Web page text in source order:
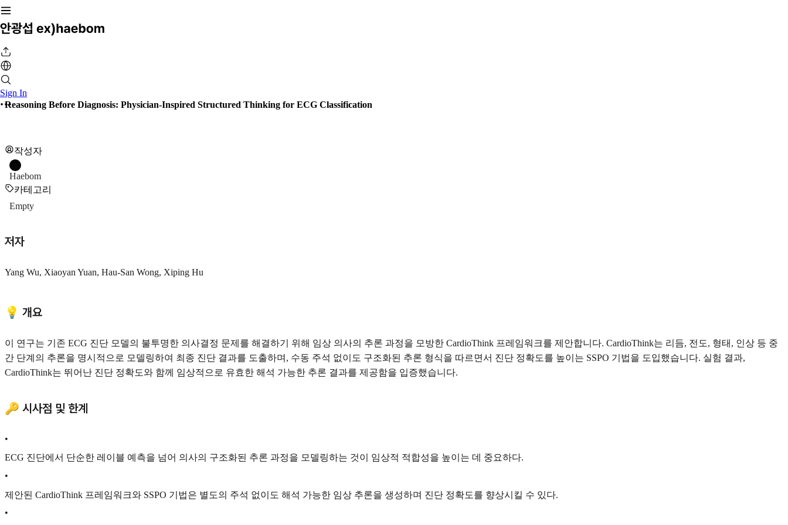
Sign In
Reasoning Before Diagnosis: Physician-Inspired Structured Thinking for ECG Classification
작성자
Haebom
카테고리
Empty
저자
Yang Wu, Xiaoyan Yuan, Hau-San Wong, Xiping Hu
💡 개요
이 연구는 기존 ECG 진단 모델의 불투명한 의사결정 문제를 해결하기 위해 임상 의사의 추론 과정을 모방한 CardioThink 프레임워크를 제안합니다. CardioThink는 리듬, 전도, 형태, 인상 등 중
간 단계의 추론을 명시적으로 모델링하여 최종 진단 결과를 도출하며, 수동 주석 없이도 구조화된 추론 형식을 따르면서 진단 정확도를 높이는 SSPO 기법을 도입했습니다. 실험 결과,
CardioThink는 뛰어난 진단 정확도와 함께 임상적으로 유효한 해석 가능한 추론 결과를 제공함을 입증했습니다.
🔑 시사점 및 한계
•
ECG 진단에서 단순한 레이블 예측을 넘어 의사의 구조화된 추론 과정을 모델링하는 것이 임상적 적합성을 높이는 데 중요하다.
•
제안된 CardioThink 프레임워크와 SSPO 기법은 별도의 주석 없이도 해석 가능한 임상 추론을 생성하며 진단 정확도를 향상시킬 수 있다.
•